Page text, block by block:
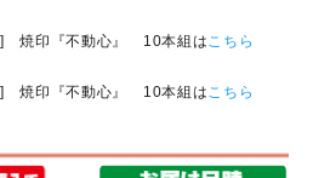
焼印『不動心』 10本組はこちら
焼印『不動心』 10本組はこちら